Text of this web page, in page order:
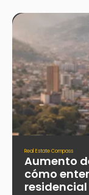
Real Estate Compass
Aumento
cómo
residencial